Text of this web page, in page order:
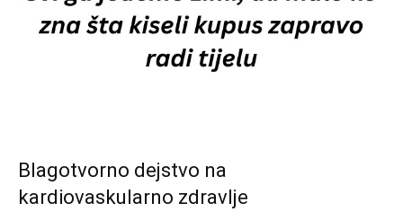
Blagotvorno dejstvo na
kardiovaskularno zdravlje